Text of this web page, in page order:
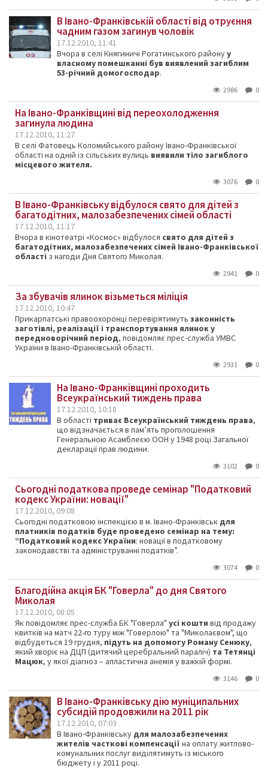
В Івано-Франківській області від отруєння
чадним газом загинув чоловік
17.12.2010, 11:41
Вчора в селі Княгиничі Рогатинського районуу
власному помешканні був виявлений загиблим
53-річний домогосподар.
2986 0
Hа Івано-Франківщині від переохолодження
загинула людина
17.12.2010, 11:27
В селі Фатовець Коломийського району Івано-Франківської
області на одній із сільських вулиць виявили тіло загиблого
місцевого жителя.
3076 0
В Івано-Франківську відбулося свято для дітей з
багатодітних, малозабезпечених сімей області
17.12.2010, 11:17
Вчора в кінотеатрі «Космос» відбулося свято для дітей з
багатодітних, малозабезпечених сімей Івано-Франківської
області з нагоди Дня Святого Миколая.
2941 0
За збувачів ялинок візьметься міліція
17.12.2010, 10:47
Прикарпатські правоохоронці перевірятимуть законність
заготівлі, реалізації і транспортування ялинок у
передноворічний період, повідомляє прес-служба УМВС
України в Івано-Франківській області.
2931 0
Hа Івано-Франківщині проходить
Всеукраїнський тиждень права
17.12.2010, 10:18
В області триває Всеукраїнський тиждень права,
що відзначається в пам’ять проголошення
Генеральною Асамблеєю ООН у 1948 році Загальної
декларації прав людини.
3102 0
Сьогодні податкова проведе семінар "Податковий
кодекс України: новації"
17.12.2010, 09:08
Сьогодні податковою інспекцією в м. Івано-Франківськ для
платників податків буде проведено семінар на тему:
“Податковий кодекс України: новації в податковому
законодавстві та адмініструванні податків”.
3074 0
Благодійна акція БК "Говерла" до дня Святого
Миколая
17.12.2010, 08:05
Як повідомляє прес-служба БК "Говерла" усі кошти від продажу
квитків на матч 22-го туру між "Говерлою" та "Миколаєвом", що
відбудеться 19 грудня, підуть на допомогу Роману Сенюку,
який хворіє на ДЦП (дитячий церебральний параліч) та Тетянці
Мацюк, у якої діагноз – апластична анемія у важкій формі.
3146 0
В Івано-Франківську дію муніципальних
субсидій продовжили на 2011 рік
17.12.2010, 07:03
В Івано-Франківську для малозабезпечених
жителів часткові компенсації на оплату житлово-
комунальних послуг виділятимуть із міського
бюджету і у 2011 році.